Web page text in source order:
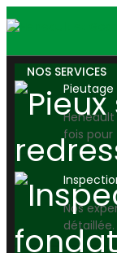
NOS SERVICES
fois pour
Nos
détaillée.